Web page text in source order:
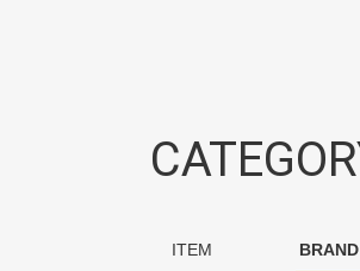
ITEM BRAND